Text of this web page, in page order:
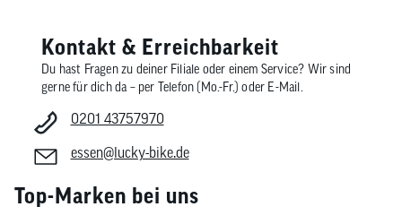
Kontakt & Erreichbarkeit
Du hast Fragen zu deiner Filiale oder einem Service? Wir sind
gerne für dich da – per Telefon (Mo.-Fr.) oder E-Mail.
0201 43757970
essen@lucky-bike.de
Top-Marken bei uns